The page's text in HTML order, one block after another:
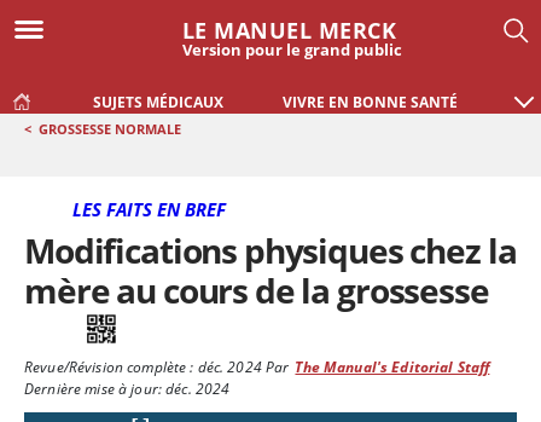
LE MANUEL MERCK
Version pour le grand public
SUJETS MÉDICAUX VIVRE EN BONNE SANTÉ
< GROSSESSE NORMALE
LES FAITS EN BREF
Modifications physiques chez la
mère au cours de la grossesse
Revue/Révision complète : déc. 2024Par The Manual's Editorial Staff
Dernière mise à jour: déc. 2024